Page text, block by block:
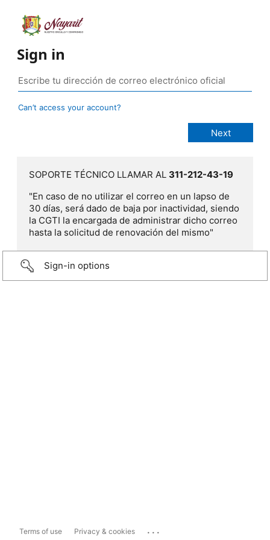
Sign in
Can’t access your account?
SOPORTE TÉCNICO LLAMAR AL 311-212-43-19
"En caso de no utilizar el correo en un lapso de
30 días, será dado de baja por inactividad, siendo
la CGTI la encargada de administrar dicho correo
hasta la solicitud de renovación del mismo"
Sign-in options
Terms of use Privacy & cookies ...